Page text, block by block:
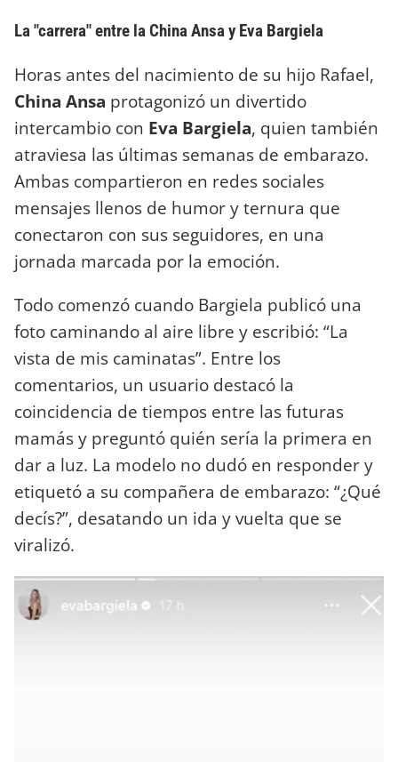
La "carrera" entre la China Ansa y Eva Bargiela
Horas antes del nacimiento de su hijo Rafael,
China Ansa protagonizó un divertido
intercambio con Eva Bargiela, quien también
atraviesa las últimas semanas de embarazo.
Ambas compartieron en redes sociales
mensajes llenos de humor y ternura que
conectaron con sus seguidores, en una
jornada marcada por la emoción.
Todo comenzó cuando Bargiela publicó una
foto caminando al aire libre y escribió: “La
vista de mis caminatas”. Entre los
comentarios, un usuario destacó la
coincidencia de tiempos entre las futuras
mamás y preguntó quién sería la primera en
dar a luz. La modelo no dudó en responder y
etiquetó a su compañera de embarazo: “¿Qué
decís?”, desatando un ida y vuelta que se
viralizó.